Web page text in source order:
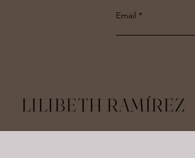
Email
LILIBETH RAMÍREZ